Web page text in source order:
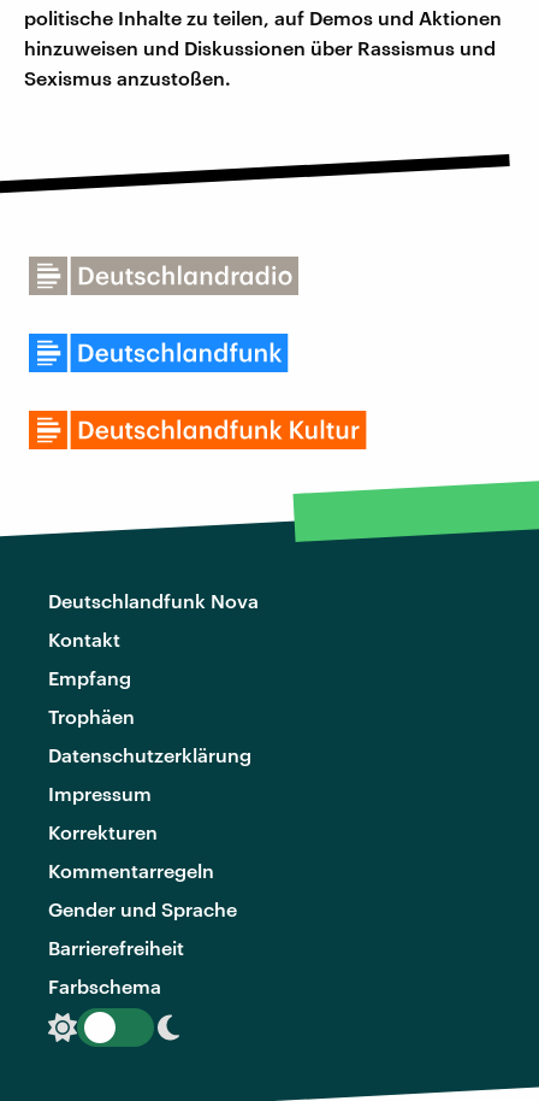
politische Inhalte zu teilen, auf Demos und Aktionen
hinzuweisen und Diskussionen über Rassismus und
Sexismus anzustoßen.
Deutschlandfunk Nova
Kontakt
Empfang
Trophäen
Datenschutzerklärung
Impressum
Korrekturen
Kommentarregeln
Gender und Sprache
Barrierefreiheit
Farbschema